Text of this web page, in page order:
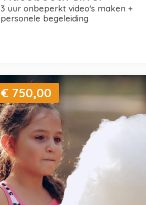
3 uur onbeperkt video's maken +
personele begeleiding
€ 750,00